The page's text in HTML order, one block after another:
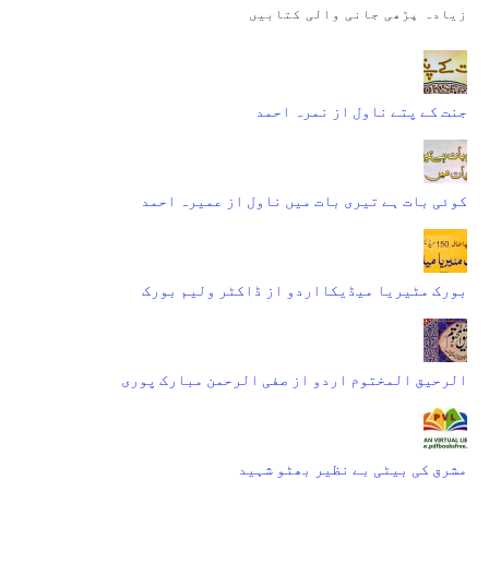
زیادہ پڑھی جانی والی کتابیں
جنت کے پتے ناول از نمرہ احمد
کوئی بات ہے تیری بات میں ناول از عمیرہ احمد
بورک مٹیریا میڈیکااردو از ڈاکٹر ولیم بورک
الرحیق المختوم اردو از صفی الرحمن مبارک پوری
مشرق کی بیٹی بے نظیر بھٹو شہید